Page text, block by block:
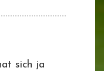
sich ja